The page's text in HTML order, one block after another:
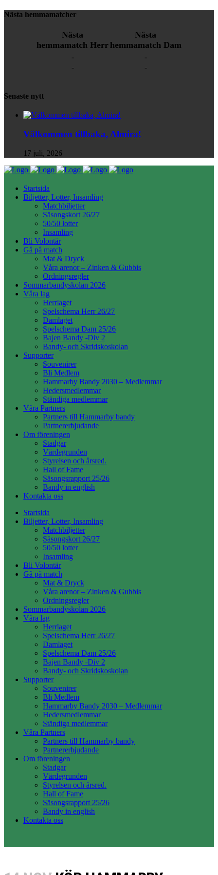
Nästa hemmamatcher
Nästa
hemmamatch Herr
-
-
Nästa
hemmamatch Dam
-
-
Senaste nytt
Välkommen tillbaka, Almira!
17 juli, 2026
Startsida
Biljetter, Lotter, Insamling
Matchbiljetter
Säsongskort 26/27
50/50 lotter
Insamling
Bli Volontär
Gå på match
Mat & Dryck
Våra arenor – Zinken & Gubbis
Ordningsregler
Sommarbandyskolan 2026
Våra lag
Herrlaget
Spelschema Herr 26/27
Damlaget
Spelschema Dam 25/26
Bajen Bandy -Div 2
Bandy- och Skridskoskolan
Supporter
Souvenirer
Bli Medlem
Hammarby Bandy 2030 – Medlemmar
Hedersmedlemmar
Ständiga medlemmar
Våra Partners
Partners till Hammarby bandy
Partnererbjudande
Om föreningen
Stadgar
Värdegrunden
Styrelsen och årsred.
Hall of Fame
Säsongsrapport 25/26
Bandy in english
Kontakta oss
Startsida
Biljetter, Lotter, Insamling
Matchbiljetter
Säsongskort 26/27
50/50 lotter
Insamling
Bli Volontär
Gå på match
Mat & Dryck
Våra arenor – Zinken & Gubbis
Ordningsregler
Sommarbandyskolan 2026
Våra lag
Herrlaget
Spelschema Herr 26/27
Damlaget
Spelschema Dam 25/26
Bajen Bandy -Div 2
Bandy- och Skridskoskolan
Supporter
Souvenirer
Bli Medlem
Hammarby Bandy 2030 – Medlemmar
Hedersmedlemmar
Ständiga medlemmar
Våra Partners
Partners till Hammarby bandy
Partnererbjudande
Om föreningen
Stadgar
Värdegrunden
Styrelsen och årsred.
Hall of Fame
Säsongsrapport 25/26
Bandy in english
Kontakta oss